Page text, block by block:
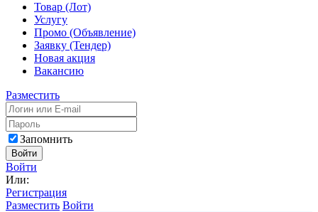
Товар (Лот)
Услугу
Промо (Объявление)
Заявку (Тендер)
Новая акция
Вакансию
Разместить
Запомнить
Войти
Войти
Или:
Регистрация
Разместить Войти